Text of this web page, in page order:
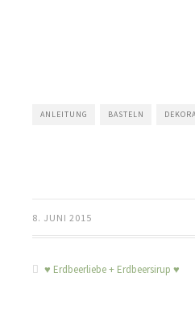
ANLEITUNG BASTELN
8. JUNI 2015
♥ Erdbeerliebe + Erdbeersirup ♥